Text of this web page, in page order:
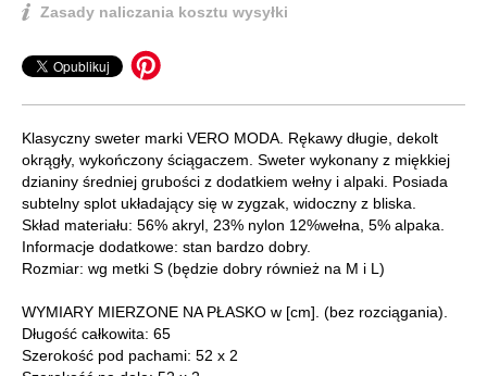
Zasady naliczania kosztu wysyłki
Klasyczny sweter marki VERO MODA. Rękawy długie, dekolt
okrągły, wykończony ściągaczem. Sweter wykonany z miękkiej
dzianiny średniej grubości z dodatkiem wełny i alpaki. Posiada
subtelny splot układający się w zygzak, widoczny z bliska.
Skład materiału: 56% akryl, 23% nylon 12%wełna, 5% alpaka.
Informacje dodatkowe: stan bardzo dobry.
Rozmiar: wg metki S (będzie dobry również na M i L)
WYMIARY MIERZONE NA PŁASKO w [cm]. (bez rozciągania).
Długość całkowita: 65
Szerokość pod pachami: 52 x 2